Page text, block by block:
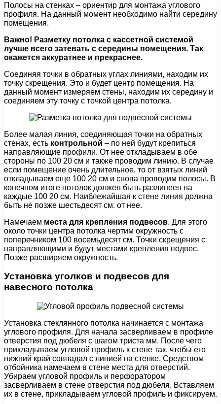
Полосы на стенках – ориентир для монтажа углового
профиля. На данный момент необходимо найти середину
помещения.
Важно! Разметку потолка с кассетной системой
лучше всего затевать с середины помещения. Так
окажется аккуратнее и прекраснее.
Соединяя точки в обратных углах линиями, находим их
точку скрещения. Это и будет центр помещения. На
данный момент измеряем стены, находим их середину и
соединяем эту точку с точкой центра потолка.
Более малая линия, соединяющая точки на обратных
стенах, есть контрольной – по ней будут крепиться
направляющие профили. От нее откладываем в обе
стороны по 100 20 см и также проводим линию. В случае
если помещение очень длительное, то от взятых линий
откладываем еще 100 20 см и снова проводим полосы. В
конечном итоге потолок должен быть разлинеен на
каждые 100 20 см. Наиблежайшая к стене линия должна
быть не позже шестьдесят см. от нее.
Намечаем места для крепления подвесов. Для этого
около точки центра потолка чертим окружность с
поперечником 100 восемьдесят см. Точки скрещения с
направляющими и будут местами крепления подвес.
Позже расширяем окружность.
Установка уголков и подвесов для
навесного потолка
Установка стеклянного потолка начинается с монтажа
углового профиля. Для начала засверливаем в профиле
отверстия под дюбеля с шагом триста мм. После чего
прикладываем угловой профиль к стене так, чтобы его
нижний край совпадал с линией на стенке. Средством
отбойника намечаем в стене места для отверстий.
Убираем угловой профиль и перфоратором
засверливаем в стене отверстия под дюбеля. Вставляем
их в стене, прикладываем угловой профиль и фиксируем.